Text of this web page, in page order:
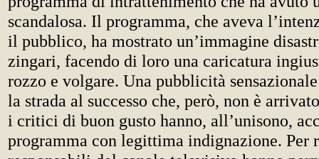
scandalosa. Il programma, che aveva
il pubblico, ha mostrato un’immagine
zingari, facendo di loro una caricatura
rozzo e volgare. Una pubblicità
la strada al successo che, però, non è
i critici di buon gusto hanno, all’unisono,
programma con legittima indignazione. Per